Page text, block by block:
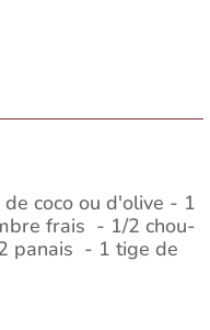
coco ou d'olive - 1
frais - 1/2 chou-
panais - 1 tige de